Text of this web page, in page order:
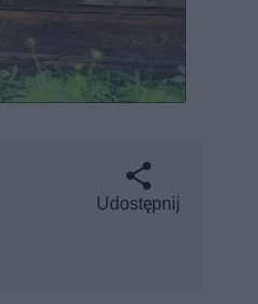
Udostępnij